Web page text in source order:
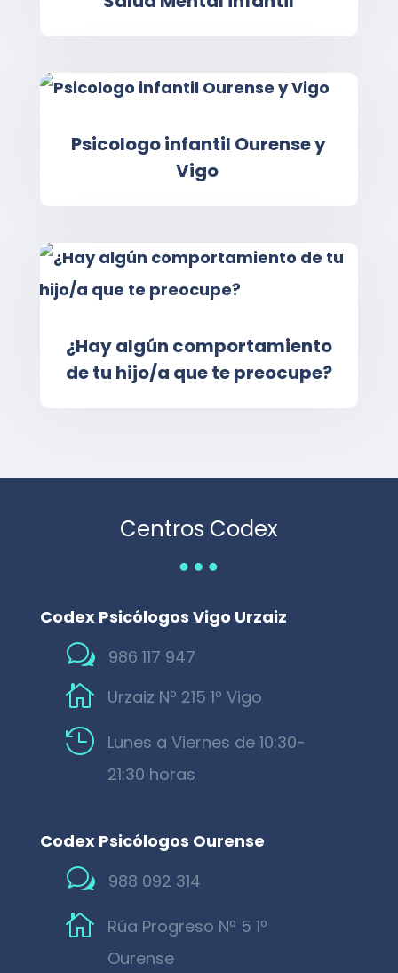
Psicologo infantil Ourense y
Vigo
¿Hay algún comportamiento
de tu hijo/a que te preocupe?
Centros Codex
…
Codex Psicólogos Vigo Urzaiz
w 986 117 947
 Urzaiz Nº 215 1º Vigo

Lunes a Viernes de 10:30-
21:30 horas
Codex Psicólogos Ourense
w 988 092 314

Rúa Progreso Nº 5 1º
Ourense